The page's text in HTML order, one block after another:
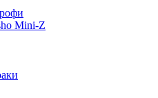
Mini-Z